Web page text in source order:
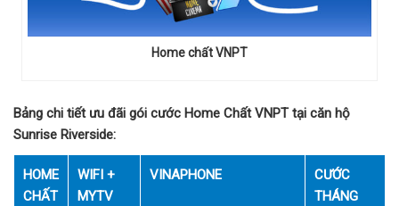
Home chất VNPT
Bảng chi tiết ưu đãi gói cước Home Chất VNPT tại căn hộ
Sunrise Riverside:
HOME
CHẤT
WIFI +
MYTV
VINAPHONE
CƯỚC
THÁNG